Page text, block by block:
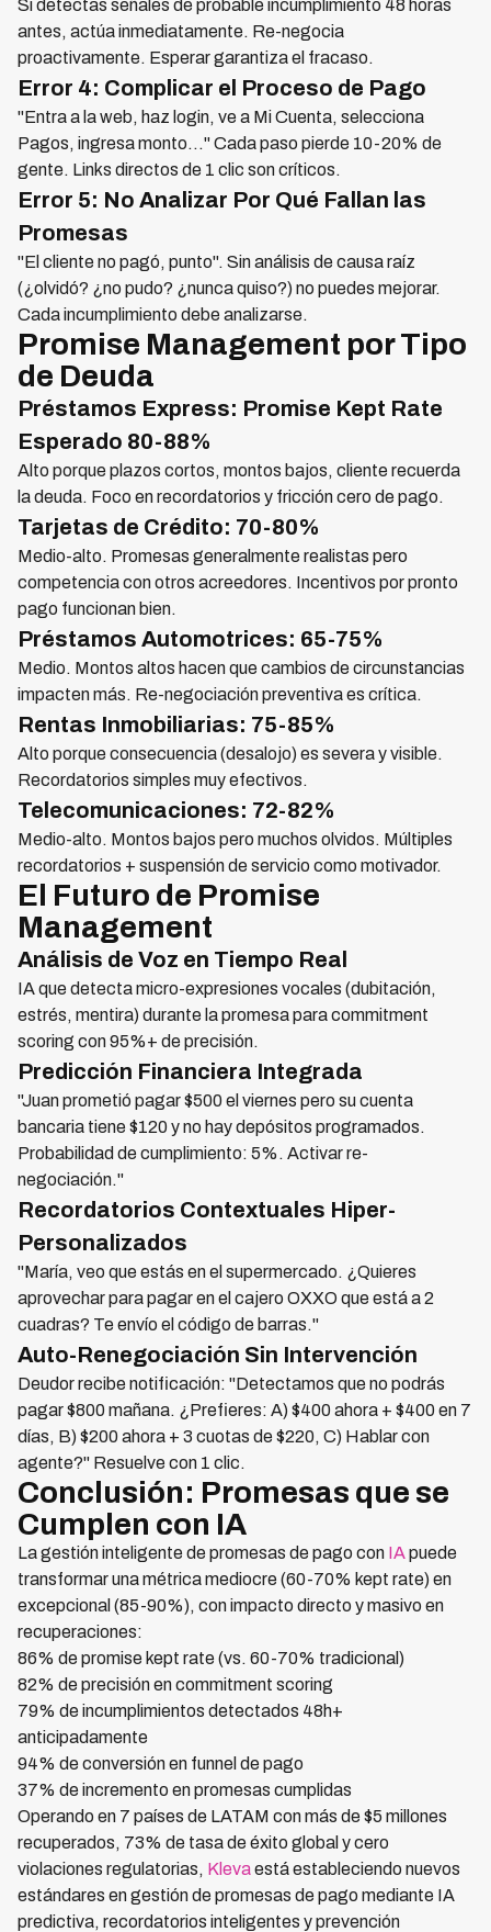
Si detectas señales de probable incumplimiento 48 horas
antes, actúa inmediatamente. Re-negocia
proactivamente. Esperar garantiza el fracaso.
Error 4: Complicar el Proceso de Pago
"Entra a la web, haz login, ve a Mi Cuenta, selecciona
Pagos, ingresa monto..." Cada paso pierde 10-20% de
gente. Links directos de 1 clic son críticos.
Error 5: No Analizar Por Qué Fallan las
Promesas
"El cliente no pagó, punto". Sin análisis de causa raíz
(¿olvidó? ¿no pudo? ¿nunca quiso?) no puedes mejorar.
Cada incumplimiento debe analizarse.
Promise Management por Tipo
de Deuda
Préstamos Express: Promise Kept Rate
Esperado 80-88%
Alto porque plazos cortos, montos bajos, cliente recuerda
la deuda. Foco en recordatorios y fricción cero de pago.
Tarjetas de Crédito: 70-80%
Medio-alto. Promesas generalmente realistas pero
competencia con otros acreedores. Incentivos por pronto
pago funcionan bien.
Préstamos Automotrices: 65-75%
Medio. Montos altos hacen que cambios de circunstancias
impacten más. Re-negociación preventiva es crítica.
Rentas Inmobiliarias: 75-85%
Alto porque consecuencia (desalojo) es severa y visible.
Recordatorios simples muy efectivos.
Telecomunicaciones: 72-82%
Medio-alto. Montos bajos pero muchos olvidos. Múltiples
recordatorios + suspensión de servicio como motivador.
El Futuro de Promise
Management
Análisis de Voz en Tiempo Real
IA que detecta micro-expresiones vocales (dubitación,
estrés, mentira) durante la promesa para commitment
scoring con 95%+ de precisión.
Predicción Financiera Integrada
"Juan prometió pagar $500 el viernes pero su cuenta
bancaria tiene $120 y no hay depósitos programados.
Probabilidad de cumplimiento: 5%. Activar re-
negociación."
Recordatorios Contextuales Hiper-
Personalizados
"María, veo que estás en el supermercado. ¿Quieres
aprovechar para pagar en el cajero OXXO que está a 2
cuadras? Te envío el código de barras."
Auto-Renegociación Sin Intervención
Deudor recibe notificación: "Detectamos que no podrás
pagar $800 mañana. ¿Prefieres: A) $400 ahora + $400 en 7
días, B) $200 ahora + 3 cuotas de $220, C) Hablar con
agente?" Resuelve con 1 clic.
Conclusión: Promesas que se
Cumplen con IA
La gestión inteligente de promesas de pago con IApuede
transformar una métrica mediocre (60-70% kept rate) en
excepcional (85-90%), con impacto directo y masivo en
recuperaciones:
86% de promise kept rate (vs. 60-70% tradicional)
82% de precisión en commitment scoring
79% de incumplimientos detectados 48h+
anticipadamente
94% de conversión en funnel de pago
37% de incremento en promesas cumplidas
Operando en 7 países de LATAM con más de $5 millones
recuperados, 73% de tasa de éxito global y cero
violaciones regulatorias, Klevaestá estableciendo nuevos
estándares en gestión de promesas de pago mediante IA
predictiva, recordatorios inteligentes y prevención